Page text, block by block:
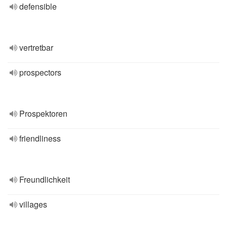
defensible
vertretbar
prospectors
Prospektoren
friendliness
Freundlichkeit
villages